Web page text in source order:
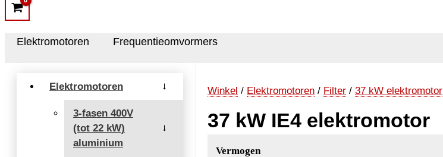
Elektromotoren Frequentieomvormers
Elektromotoren →
3-fasen 400V
(tot 22 kW)
aluminium
→
Winkel / Elektromotoren / Filter / 37 kW elektromotor
37 kW IE4 elektromotor
Vermogen